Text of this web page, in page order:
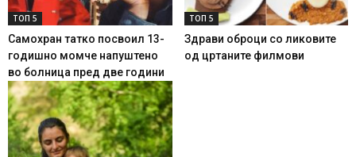
ТОП 5
Самохран татко посвоил 13-
годишно момче напуштено
во болница пред две години
ТОП 5
Здрави оброци со ликовите
од цртаните филмови